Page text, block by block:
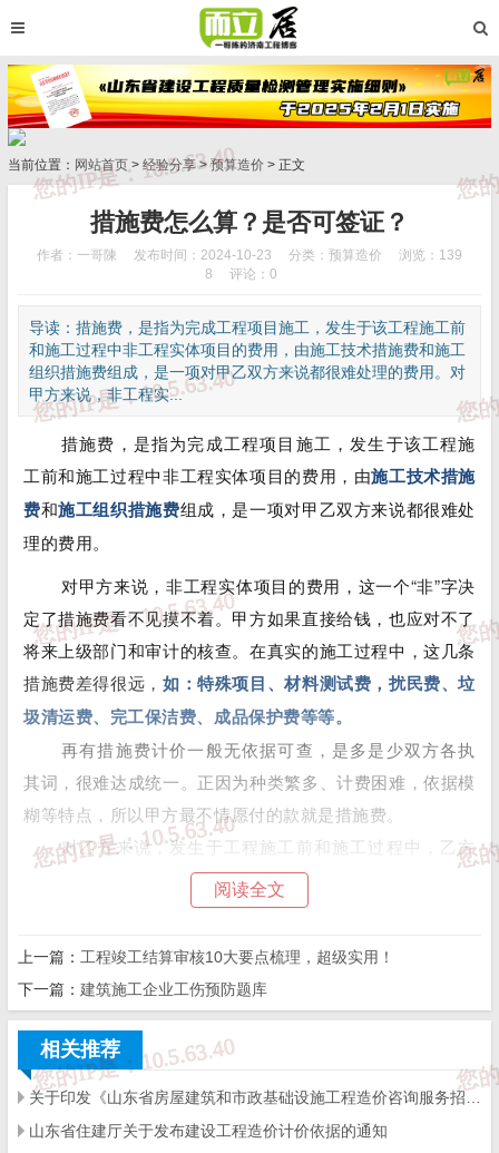
当前位置： 网站首页 > 经验分享>预算造价 > 正文
措施费怎么算？是否可签证？
作者：一哥陳 发布时间：2024-10-23 分类： 预算造价
浏览：139
8
评论：0
导读：措施费，是指为完成工程项目施工，发生于该工程施工前
和施工过程中非工程实体项目的费用，由施工技术措施费和施工
组织措施费组成，是一项对甲乙双方来说都很难处理的费用。对
甲方来说，非工程实...
措施费，是指为完成工程项目施工，发生于该工程施
工前和施工过程中非工程实体项目的费用，由施工技术措施
费和施工组织措施费组成，是一项对甲乙双方来说都很难处
理的费用。
对甲方来说，非工程实体项目的费用，这一个“非”字决
定了措施费看不见摸不着。甲方如果直接给钱，也应对不了
将来上级部门和审计的核查。在真实的施工过程中，这几条
措施费差得很远， 如：特殊项目、材料测试费，扰民费、垃
圾清运费、完工保洁费、成品保护费等等。
再有措施费计价一般无依据可查，是多是少双方各执
其词，很难达成统一。正因为种类繁多、计费困难，依据模
糊等特点，所以甲方最不情愿付的款就是措施费。
对乙方来说，发生于工程施工前和施工过程中，乙方
既然花了钱，自然就要想着如何要钱，这是再正常不过的思
维。可措施费又不像图纸那样直截了当，再加上措施费一般
那么甲乙双方最容易产生争议的措施费有哪些？
一、施工技术措施费
阅读全文
上一篇： 工程竣工结算审核10大要点梳理，超级实用！
下一篇： 建筑施工企业工伤预防题库
相关推荐
山东省住建厅关于发布建设工程造价计价依据的通知